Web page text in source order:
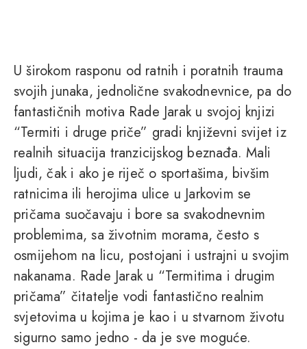
U širokom rasponu od ratnih i poratnih trauma
svojih junaka, jednolične svakodnevnice, pa do
fantastičnih motiva Rade Jarak u svojoj knjizi
“Termiti i druge priče” gradi književni svijet iz
realnih situacija tranzicijskog beznađa. Mali
ljudi, čak i ako je riječ o sportašima, bivšim
ratnicima ili herojima ulice u Jarkovim se
pričama suočavaju i bore sa svakodnevnim
problemima, sa životnim morama, često s
osmijehom na licu, postojani i ustrajni u svojim
nakanama. Rade Jarak u “Termitima i drugim
pričama” čitatelje vodi fantastično realnim
svjetovima u kojima je kao i u stvarnom životu
sigurno samo jedno - da je sve moguće.